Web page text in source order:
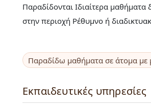
Παραδίδονται Ιδιαίτερα μαθήματα
στην περιοχή Ρέθυμνο ή
Παραδίδω μαθήματα σε άτομα με
Εκπαιδευτικές υπηρεσίες